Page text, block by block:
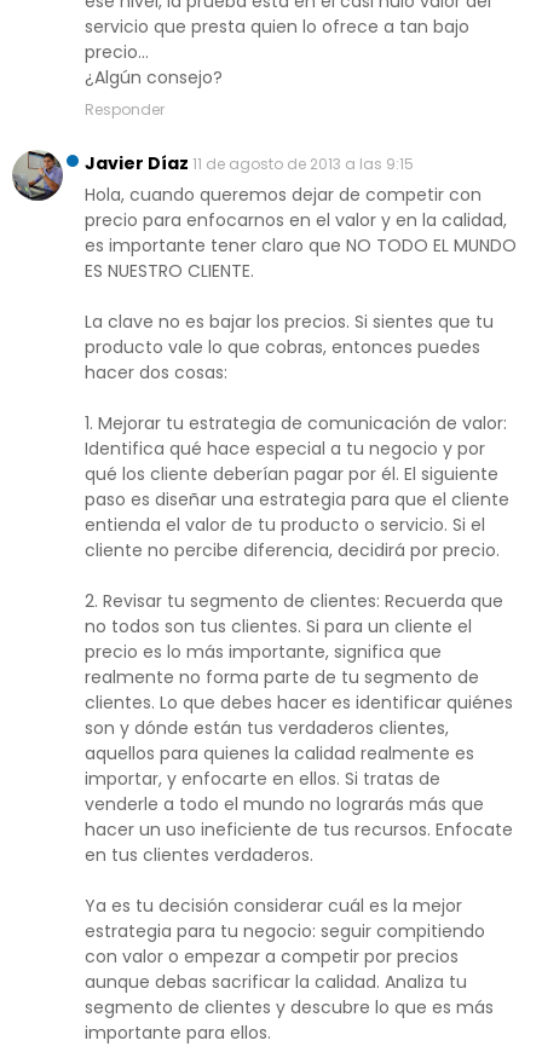
servicio que presta quien lo ofrece a tan bajo
precio...
¿Algún consejo?
Responder
Javier Díaz 11 de agosto de 2013 a las 9:15
Hola, cuando queremos dejar de competir con
precio para enfocarnos en el valor y en la calidad,
es importante tener claro que NO TODO EL MUNDO
ES NUESTRO CLIENTE.
La clave no es bajar los precios. Si sientes que tu
producto vale lo que cobras, entonces puedes
hacer dos cosas:
1. Mejorar tu estrategia de comunicación de valor:
Identifica qué hace especial a tu negocio y por
qué los cliente deberían pagar por él. El siguiente
paso es diseñar una estrategia para que el cliente
entienda el valor de tu producto o servicio. Si el
cliente no percibe diferencia, decidirá por precio.
2. Revisar tu segmento de clientes: Recuerda que
no todos son tus clientes. Si para un cliente el
precio es lo más importante, significa que
realmente no forma parte de tu segmento de
clientes. Lo que debes hacer es identificar quiénes
son y dónde están tus verdaderos clientes,
aquellos para quienes la calidad realmente es
importar, y enfocarte en ellos. Si tratas de
venderle a todo el mundo no lograrás más que
hacer un uso ineficiente de tus recursos. Enfocate
en tus clientes verdaderos.
Ya es tu decisión considerar cuál es la mejor
estrategia para tu negocio: seguir compitiendo
con valor o empezar a competir por precios
aunque debas sacrificar la calidad. Analiza tu
segmento de clientes y descubre lo que es más
importante para ellos.